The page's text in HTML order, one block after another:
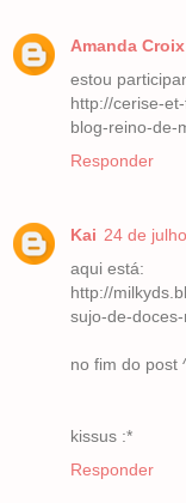
Amanda Croix
estou
http://cerise-
blog-reino-de-
Responder
Kai 24 de
aqui está:
http://
sujo-de-
no fim do post
kissus :*
Responder